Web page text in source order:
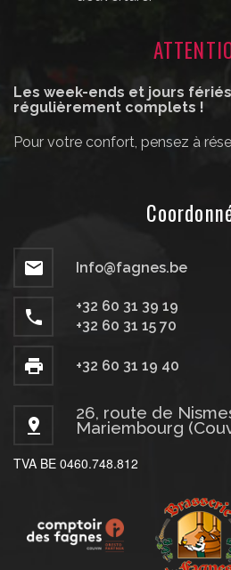
Les week-ends et jours
régulièrement complets !
Pour votre confort, pensez à
Info@fagnes.be
+32 60 31 39 19
+32 60 31 15 70
+32 60 31 19 40
26, route de
Mariembourg
TVA BE 0460.748.812